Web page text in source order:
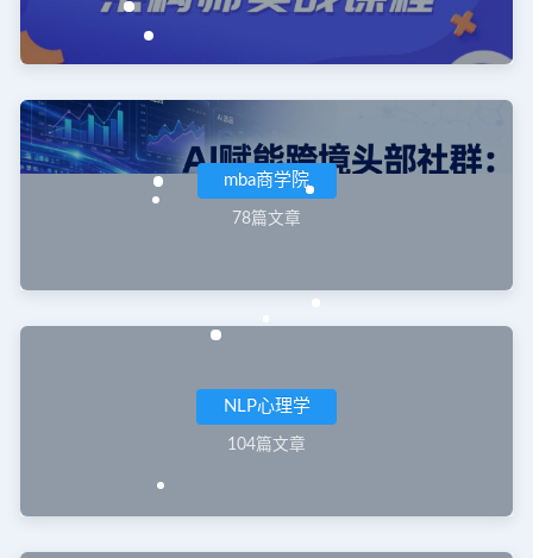
mba商学院
78篇文章
NLP心理学
104篇文章